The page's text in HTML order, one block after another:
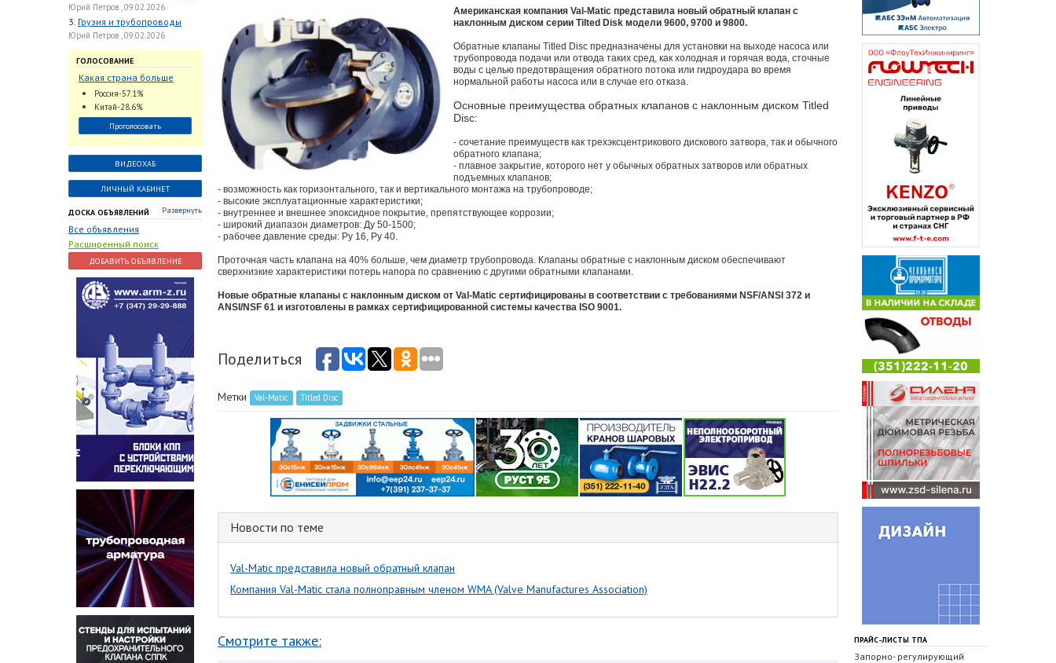
Юрий Петров , 09.02.2026
3. Грузия и трубопроводы
Юрий Петров , 09.02.2026
ГОЛОСОВАНИЕ
Какая страна больше
всего поставляет
трубопроводную
арматуру в химическую
отрасль?
Россия-57.1%
Китай-28.6%
Проголосовать
ВИДЕОХАБ
ЛИЧНЫЙ КАБИНЕТ
ДОСКА ОБЪЯВЛЕНИЙ Развернуть
Все объявления
Расширенный поиск
ДОБАВИТЬ ОБЪЯВЛЕНИЕ
Американская компания Val-Matic представила новый обратный клапан с
наклонным диском серии Tilted Disk модели 9600, 9700 и 9800.
Обратные клапаны Titled Disc предназначены для установки на выходе насоса или
трубопровода подачи или отвода таких сред, как холодная и горячая вода, сточные
воды с целью предотвращения обратного потока или гидроудара во время
нормальной работы насоса или в случае его отказа.
Основные преимущества обратных клапанов с наклонным диском Titled
Disc:
- сочетание преимуществ как трехэксцентрикового дискового затвора, так и обычного
обратного клапана;
- плавное закрытие, которого нет у обычных обратных затворов или обратных
подъемных клапанов;
- возможность как горизонтального, так и вертикального монтажа на трубопроводе;
- высокие эксплуатационные характеристики;
- внутреннее и внешнее эпоксидное покрытие, препятствующее коррозии;
- широкий диапазон диаметров: Ду 50-1500;
- рабочее давление среды: Ру 16, Ру 40.
Проточная часть клапана на 40% больше, чем диаметр трубопровода. Клапаны обратные с наклонным диском обеспечивают
сверхнизкие характеристики потерь напора по сравнению с другими обратными клапанами.
Новые обратные клапаны с наклонным диском от Val-Matic сертифицированы в соответствии с требованиями NSF/ANSI 372 и
ANSI/NSF 61 и изготовлены в рамках сертифицированной системы качества ISO 9001.
Поделиться
Метки Val-Matic Titled Disc
Новости по теме
Val-Matic представила новый обратный клапан
Компания Val-Matic стала полноправным членом WMA (Valve Manufactures Association)
Смотрите также: ПРАЙС-ЛИСТЫ ТПА
Запорно- регулирующий